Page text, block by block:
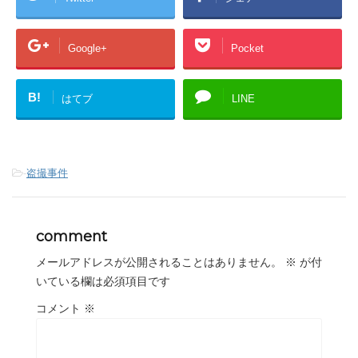
Google+ Pocket
B! はてブ LINE
-盗撮事件
comment
メールアドレスが公開されることはありません。 ※ が付
いている欄は必須項目です
コメント ※